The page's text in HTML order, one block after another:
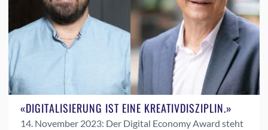
«DIGITALISIERUNG IST EINE KREATIVDISZIPLIN.»
14. November 2023: Der Digital Economy Award steht